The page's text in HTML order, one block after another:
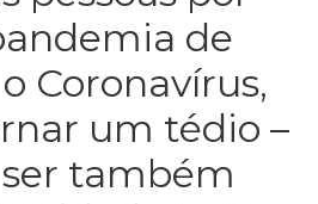
de
Coronavírus,
um tédio –
também